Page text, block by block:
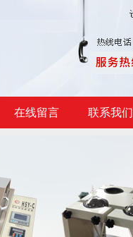
在线留言 联系我们